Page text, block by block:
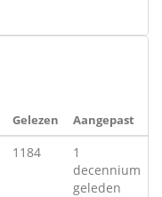
Gelezen Aangepast
1184
1
decennium
geleden